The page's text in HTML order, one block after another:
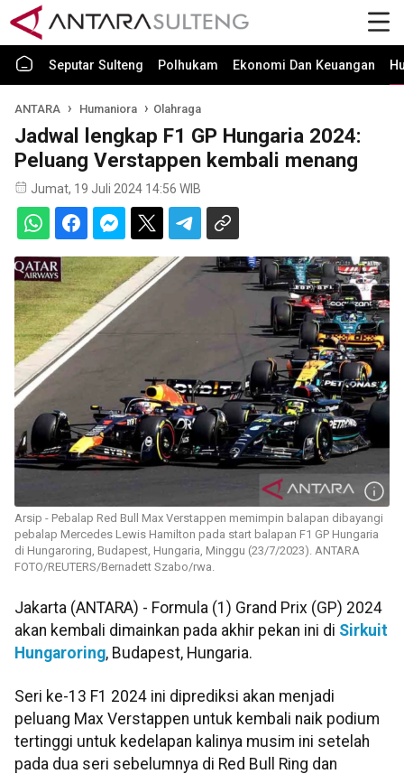
Seputar Sulteng Polhukam Ekonomi Dan Keuangan
ANTARA Humaniora Olahraga
Jadwal lengkap F1 GP Hungaria 2024:
Peluang Verstappen kembali menang
Jumat, 19 Juli 2024 14:56 WIB
Arsip - Pebalap Red Bull Max Verstappen memimpin balapan dibayangi
pebalap Mercedes Lewis Hamilton pada start balapan F1 GP Hungaria
di Hungaroring, Budapest, Hungaria, Minggu (23/7/2023). ANTARA
FOTO/REUTERS/Bernadett Szabo/rwa.
Jakarta (ANTARA) - Formula (1) Grand Prix (GP) 2024
akan kembali dimainkan pada akhir pekan ini di Sirkuit
Hungaroring, Budapest, Hungaria.
Seri ke-13 F1 2024 ini diprediksi akan menjadi
peluang Max Verstappen untuk kembali naik podium
tertinggi untuk kedelapan kalinya musim ini setelah
pada dua seri sebelumnya di Red Bull Ring dan